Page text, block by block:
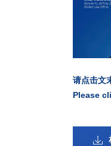
请点击文
Please